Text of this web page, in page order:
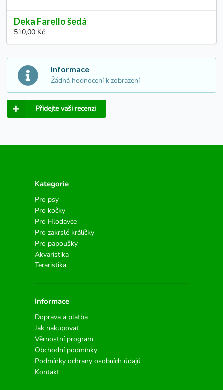
Deka Farello šedá
510,00 Kč
Informace
Žádná hodnocení k zobrazení
Přidejte vaši recenzi
Kategorie
Pro psy
Pro kočky
Pro Hlodavce
Pro zakrslé králíčky
Pro papoušky
Akvaristika
Teraristika
Informace
Doprava a platba
Jak nakupovat
Věrnostní program
Obchodní podmínky
Podmínky ochrany osobních údajů
Kontakt